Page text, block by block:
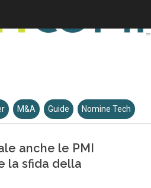
M&A Guide Nomine Tech
anche le PMI
la sfida della